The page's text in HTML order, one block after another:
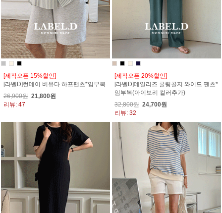
[제작오픈 15%할인]
[라벨D]런데이 버뮤다 하프팬츠*임부복
26,900원 21,800원
리뷰: 47
[제작오픈 20%할인]
[라벨D]데일리즈 쿨링골지 와이드 팬츠*
임부복(아이보리 컬러추가)
32,800원 24,700원
리뷰: 32